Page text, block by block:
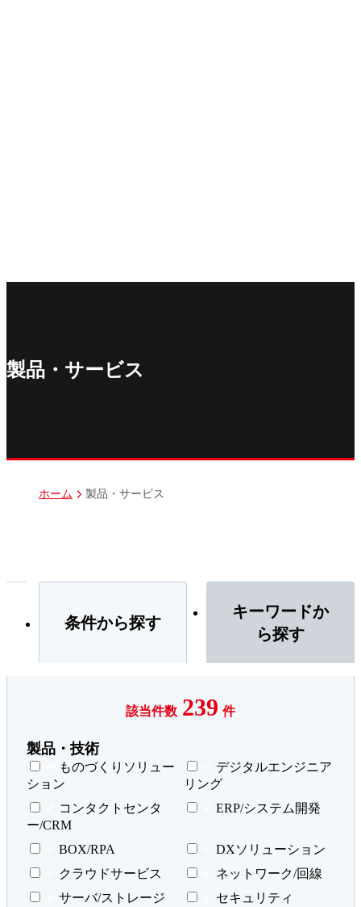
製品・サービス
ホーム 製品・サービス
条件から探す
キーワードか
ら探す
該当件数 239 件
製品・技術
ものづくりソリュー
ション
デジタルエンジニア
リング
コンタクトセンタ
ー/CRM
ERP/システム開発
BOX/RPA
DXソリューション
クラウドサービス
ネットワーク/回線
サーバ/ストレージ
セキュリティ